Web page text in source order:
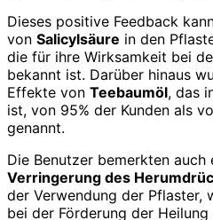
Dieses positive Feedback
von Salicylsäure in den
die für ihre Wirksamkeit bei
bekannt ist. Darüber hinaus
Effekte von Teebaumöl, das
ist, von 95% der Kunden als
genannt.
Die Benutzer bemerkten auch
Verringerung des
der Verwendung der Pflaster,
bei der Förderung der